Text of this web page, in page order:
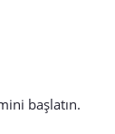
başlatın.